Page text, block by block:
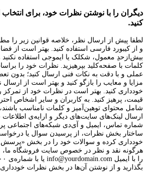
دیگران را با نوشتن نظرات خود، برای
کنید.
لطفا پیش از ارسال نظر، خلاصه قوانین زیر را
بیش‌از‌حدِ معمول، شکلک یا ایموجی استفاده
کلمات با صفحه‌کلید بپرهیزید. نظرات خود را
عملی و با دقت به نکات فنی ارسال کنید؛
مزایا و معایب را بازگو کنید و بهتر است از
خودداری کنید. بهتر است در نظرات خود از تمرکز
قیمت، پرهیز کنید. به کاربران و سایر اشخاص
شامل محتوای توهین‌آمیز و کلمات نامناسب
ارسال لینک‌های سایت‌های دیگر و ارایه‌ی
شماره تماس، ایمیل و آی‌دی شبکه‌های اجتماعی
ساختار بخش نظرات، از پرسیدن سوال یا
خودداری کرده و سوالات خود را در بخش «پرسش
هرگونه نقد و نظر در خصوص سایت فروشگاه ما،
بگذارید و از نوشتن آن‌ها در بخش نظرات خودداری